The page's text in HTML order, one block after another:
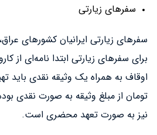
سفرهای زیارتی
سفرهای زیارتی ایرانیان کشورهای
برای سفرهای زیارتی ابتدا نامه‌ای از
نیز به صورت تعهد محضری است.